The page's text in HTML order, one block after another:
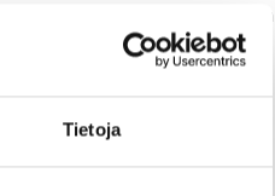
Tietoja
tapahtumaan, peruutathan